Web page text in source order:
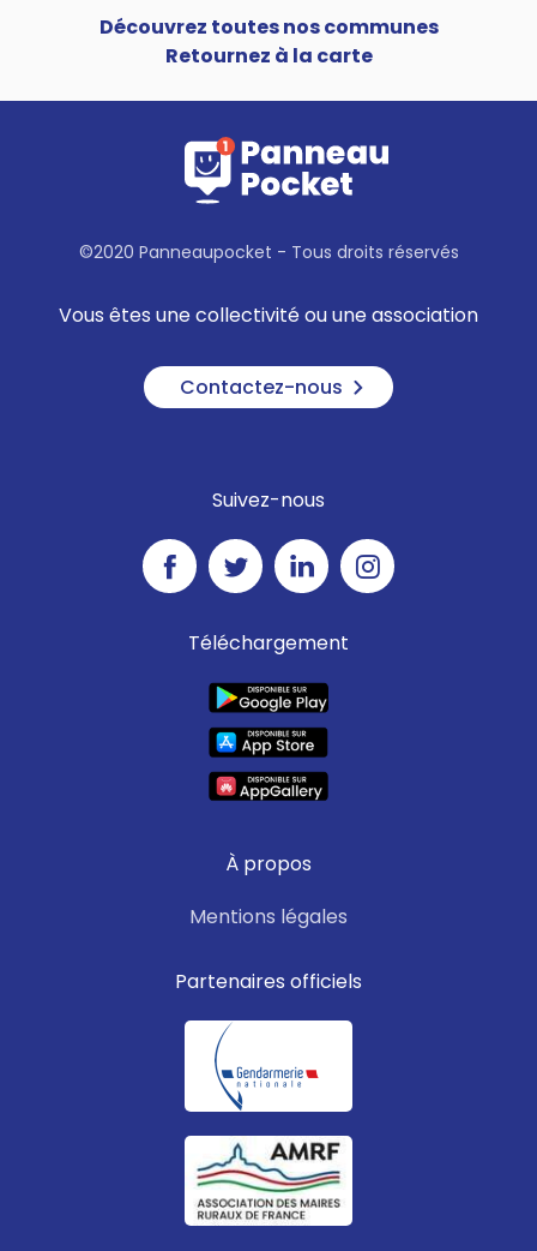
Découvrez toutes nos communes
Retournez à la carte
©2020 Panneaupocket - Tous droits réservés
Vous êtes une collectivité ou une association
Contactez-nous
Suivez-nous
Téléchargement
À propos
Mentions légales
Partenaires officiels